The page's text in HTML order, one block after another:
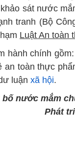
sát nước
tranh (Bộ
Luật An toàn
hành chính
an toàn thực
luận xã hội.
bố nước mắm
Phát